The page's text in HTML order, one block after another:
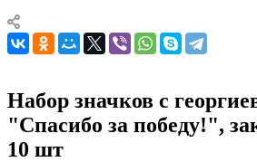
Набор значков с
"Спасибо за победу!",
10 шт